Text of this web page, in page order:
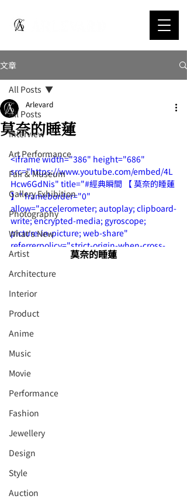
文章
All Posts
Interview
Art Performance
Fair & Museum
Gallery Exhibition
Photography
What's New
Artist
Architecture
Interior
⁠⁠Product
Anime
Music
⁠⁠Movie
⁠⁠Performance
⁠Fashion
⁠⁠Jewellery
Design
Style
Auction
All Posts
莫奈的睡蓮
Arlevard
<iframe width="386" height="686"
src="https://www.youtube.com/embed/4L
Hcw6GdNis" title="#經典瞬間 【 莫奈的睡蓮
】" frameborder="0"
allow="accelerometer; autoplay; clipboard-
write; encrypted-media; gyroscope;
picture-in-picture; web-share"
referrerpolicy="strict-origin-when-cross-
origin" allowfullscreen></iframe>
莫奈的睡蓮